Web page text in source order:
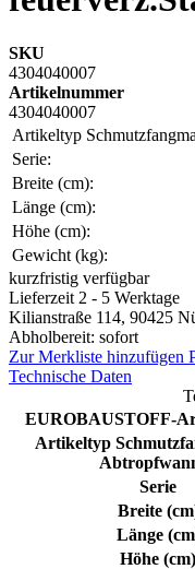
SKU
4304040007
Artikelnummer
4304040007
Artikeltyp
Serie:
Breite (cm):
Länge (cm):
Höhe (cm):
Gewicht (kg):
kurzfristig verfügbar
Lieferzeit 2 - 5 Werktage
Kilianstraße 114, 90425
Abholbereit: sofort
Zur Merkliste hinzufügen
Technische Daten
EUROBAUSTOFF-
Artikeltyp
Serie
Breite
Länge
Höhe (cm)